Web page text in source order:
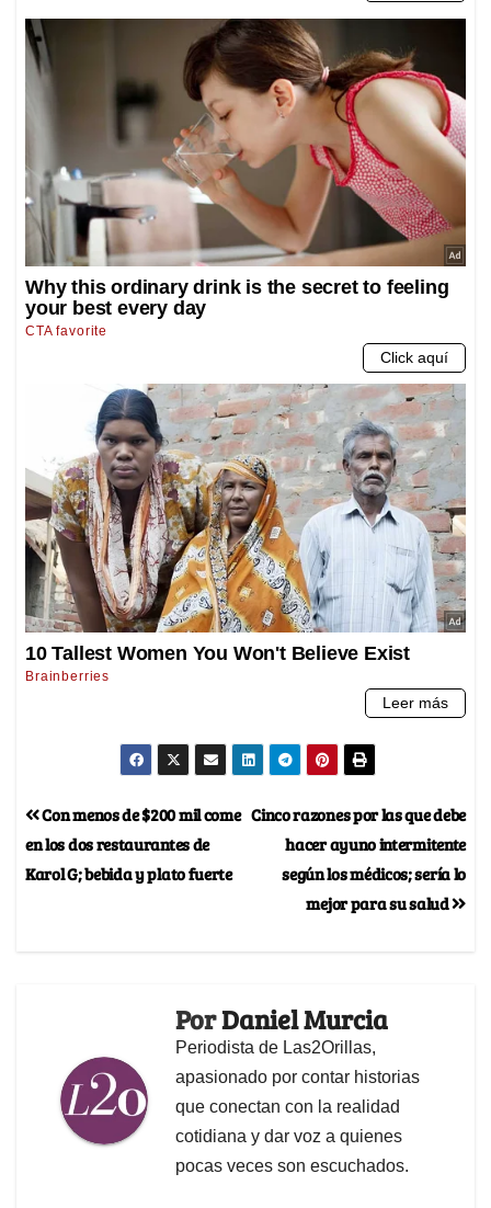
Cinco razones por las que debe
hacer ayuno intermitente
según los médicos; sería lo
mejor para su salud
Con menos de $200 mil come
en los dos restaurantes de
Karol G; bebida y plato fuerte
PorDaniel Murcia
Periodista de Las2Orillas,
apasionado por contar historias
que conectan con la realidad
cotidiana y dar voz a quienes
pocas veces son escuchados.